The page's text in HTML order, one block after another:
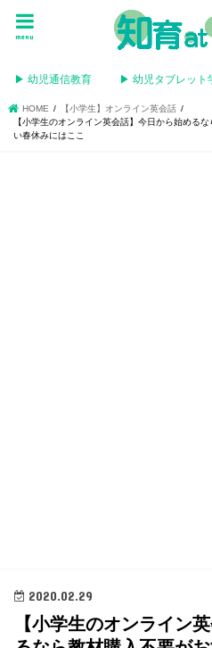
menu
▶︎ 幼児通信教育 ▶︎ 幼児タブレット
HOME
【小学生】オンライン英会話
【小学生のオンライン英会話】今日から始める
い春休みにはここ
2020.02.29
【小学生のオンライン